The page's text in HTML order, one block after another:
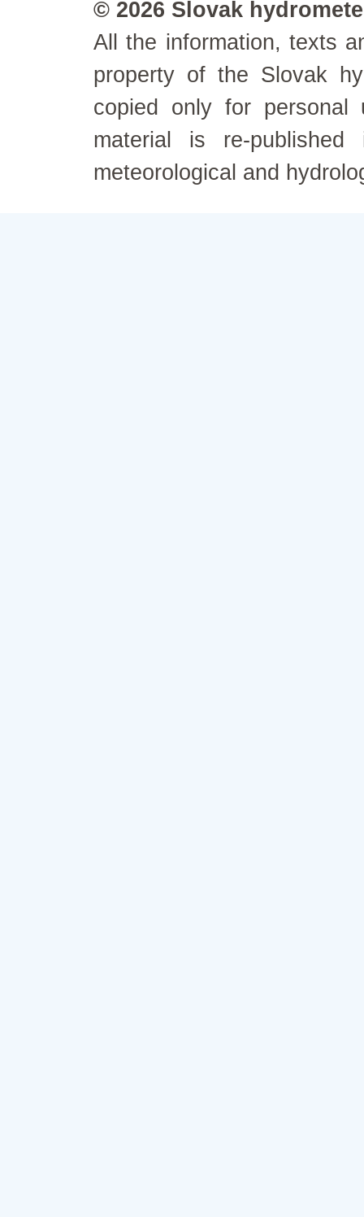
© 2026 Slovak
All the information, texts
property of the Slovak
copied only for personal
material is re-
meteorological and